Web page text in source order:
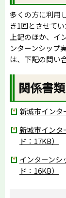
多くの方に利用
き1回とさせて
上記のほか、イ
ンターンシップ
は、下記の問い
関係書
新城市インタ
新城市インタ
ド：17KB）
インターンシ
ド：16KB）